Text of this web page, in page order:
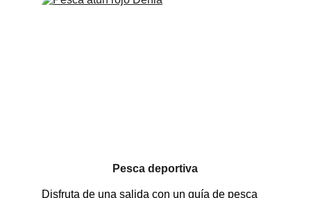
Pesca deportiva
Disfruta de una salida con un guía de pesca